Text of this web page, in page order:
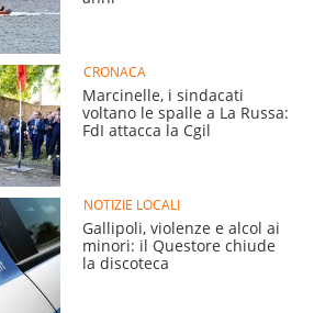
CRONACA
Marcinelle, i sindacati
voltano le spalle a La Russa:
FdI attacca la Cgil
NOTIZIE LOCALI
Gallipoli, violenze e alcol ai
minori: il Questore chiude
la discoteca